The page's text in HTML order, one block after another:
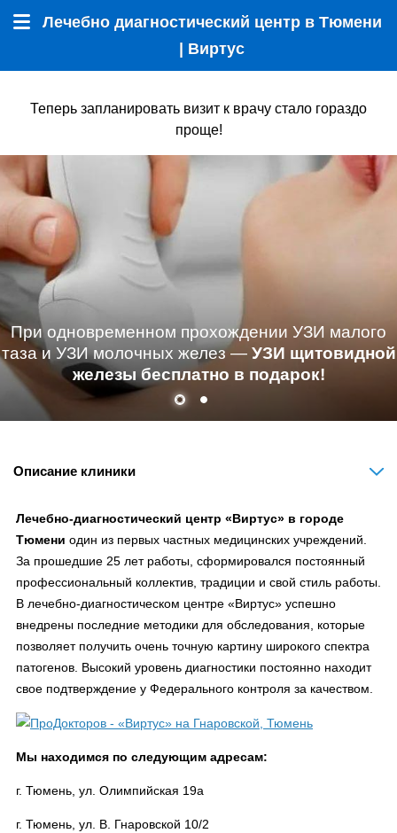
Лечебно диагностический центр в Тюмени
| Виртус
Теперь запланировать визит к врачу стало гораздо
проще!
При одновременном прохождении УЗИ малого
таза и УЗИ молочных желез — УЗИ щитовидной
железы бесплатно в подарок!
Описание клиники
Лечебно-диагностический центр «Виртус» в городе
Тюмени один из первых частных медицинских учреждений.
За прошедшие 25 лет работы, сформировался постоянный
профессиональный коллектив, традиции и свой стиль работы.
В лечебно-диагностическом центре «Виртус» успешно
внедрены последние методики для обследования, которые
позволяет получить очень точную картину широкого спектра
патогенов. Высокий уровень диагностики постоянно находит
свое подтверждение у Федерального контроля за качеством.
Мы находимся по следующим адресам:
г. Тюмень, ул. Олимпийская 19а
г. Тюмень, ул. В. Гнаровской 10/2